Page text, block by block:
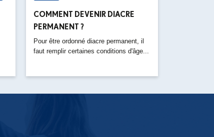
COMMENT DEVENIR DIACRE
PERMANENT ?
Pour être ordonné diacre permanent, il
faut remplir certaines conditions d'âge...